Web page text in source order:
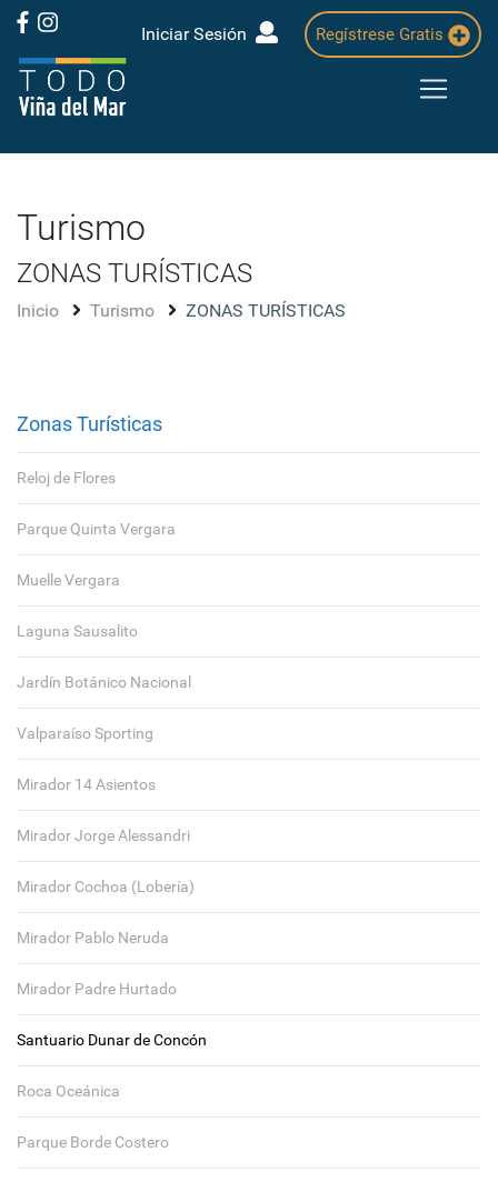
Iniciar Sesión Regístrese Gratis
Turismo
ZONAS TURÍSTICAS
Inicio Turismo ZONAS TURÍSTICAS
Zonas Turísticas
Reloj de Flores
Parque Quinta Vergara
Muelle Vergara
Laguna Sausalito
Jardín Botánico Nacional
Valparaíso Sporting
Mirador 14 Asientos
Mirador Jorge Alessandri
Mirador Cochoa (Lobería)
Mirador Pablo Neruda
Mirador Padre Hurtado
Santuario Dunar de Concón
Roca Oceánica
Parque Borde Costero